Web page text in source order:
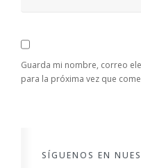
Guarda mi nombre, correo
para la próxima vez que
SÍGUENOS EN